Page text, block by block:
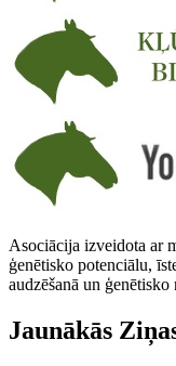
Asociācija izveidota ar
ģenētisko potenciālu,
audzēšanā un ģenētisko
Jaunākās